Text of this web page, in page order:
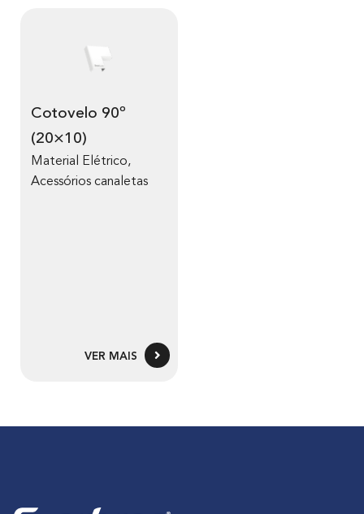
Cotovelo 90º
(20×10)
Material Elétrico,
Acessórios canaletas
VER MAIS